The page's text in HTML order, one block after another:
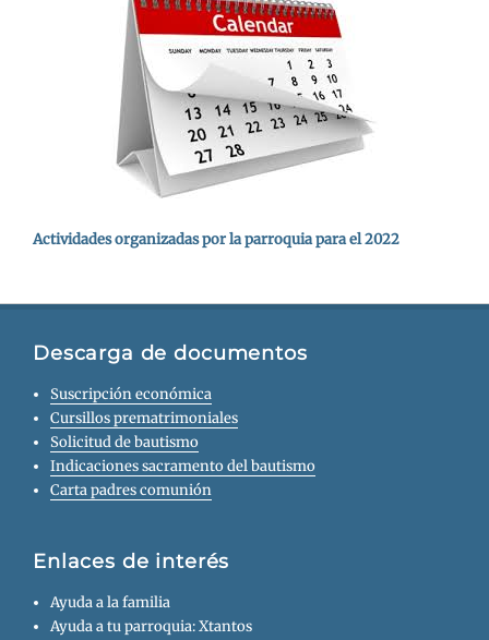
Actividades organizadas por la parroquia para el 2022
Descarga de documentos
Suscripción económica
Cursillos prematrimoniales
Solicitud de bautismo
Indicaciones sacramento del bautismo
Carta padres comunión
Enlaces de interés
Ayuda a la familia
Ayuda a tu parroquia: Xtantos